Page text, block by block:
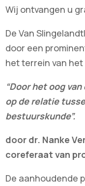
Wij ontvangen u
De Van
door een
het terrein van
“Door het oog
op de relatie
bestuurskunde”.
door dr. Nanke
coreferaat van
De aanhoudende